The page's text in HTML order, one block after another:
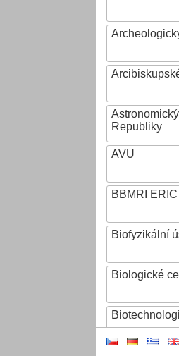
Republiky
AVU
BBMRI ERIC
Biofyzikální
Biologické